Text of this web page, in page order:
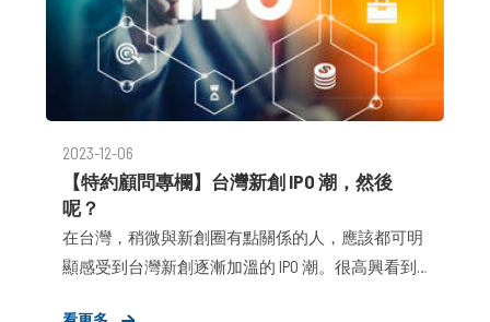
2023-12-06
【特約顧問專欄】台灣新創 IPO 潮，然後
呢？
在台灣，稍微與新創圈有點關係的人，應該都可明
顯感受到台灣新創逐漸加溫的 IPO 潮。很高興看到